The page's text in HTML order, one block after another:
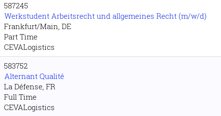
587245
Werkstudent Arbeitsrecht und allgemeines Recht (m/w/d)
Frankfurt/Main, DE
Part Time
CEVALogistics
583752
Alternant Qualité
La Défense, FR
Full Time
CEVALogistics